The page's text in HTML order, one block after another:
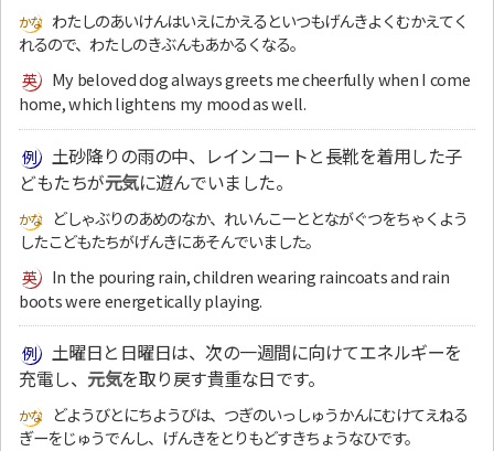
わたしのあいけんはいえにかえるといつもげんきよくむかえてく
れるので、わたしのきぶんもあかるくなる。
My beloved dog always greets me cheerfully when I come
home, which lightens my mood as well.
土砂降りの雨の中、レインコートと長靴を着用した子
どもたちが元気に遊んでいました。
どしゃぶりのあめのなか、れいんこーととながぐつをちゃくよう
したこどもたちがげんきにあそんでいました。
In the pouring rain, children wearing raincoats and rain
boots were energetically playing.
土曜日と日曜日は、次の一週間に向けてエネルギーを
充電し、 元気を取り戻す貴重な日です。
どようびとにちようびは、つぎのいっしゅうかんにむけてえねる
ぎーをじゅうでんし、げんきをとりもどすきちょうなひです。